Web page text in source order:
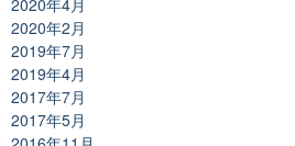
2020年4月
2020年2月
2019年7月
2019年4月
2017年7月
2017年5月